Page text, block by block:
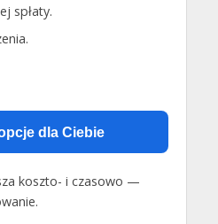
spłaty.
dla Ciebie
koszto- i czasowo —